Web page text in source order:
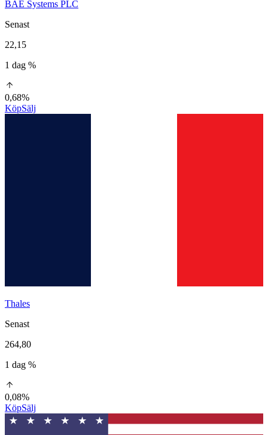
BAE Systems PLC
Senast
22,15
1 dag %
0,68%
KöpSälj
Thales
Senast
264,80
1 dag %
0,08%
KöpSälj